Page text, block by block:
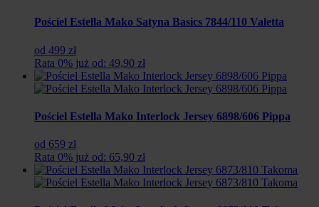
Pościel Estella Mako Satyna Basics 7844/110 Valetta
od 499 zł
Rata 0% już od: 49,90 zł
Pościel Estella Mako Interlock Jersey 6898/606 Pippa
od 659 zł
Rata 0% już od: 65,90 zł